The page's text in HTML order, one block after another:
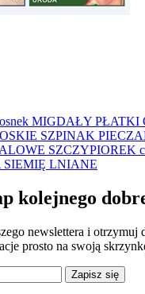
MIGDAŁY PŁATKI
SZPINAK
SZCZYPIOREK
SIEMIĘ LNIANE
kolejnego
newslettera i otrzymuj
prosto na swoją
Zapisz się